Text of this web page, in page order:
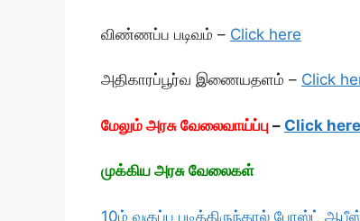
விண்ணப்ப படிவம் – Click here
அதிகாரப்பூர்வ இணையதளம் – Click
மேலும் அரசு வேலைவாய்ப்பு – Click here
முக்கிய அரசு வேலைகள்
10ம் வகுப்பு படித்திருந்தால் போஸ்ட்